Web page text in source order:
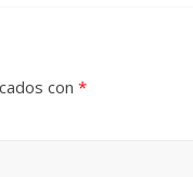
con *